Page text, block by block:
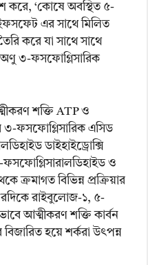
করে, ‘কোষে অবস্থিত ৫-
এর সাথে মিলিত
করে যা সাথে সাথে
অণু ৩-ফসফোগ্লিসারিক
শক্তি ATP ও
ফসফোগ্লিসারিক এসিড
ডাইহাইড্রোক্সি
ও
ক্রমাগত বিভিন্ন প্রক্রিয়ার
রাইবুলোজ-১, ৫-
আত্মীকরণ শক্তি কার্বন
বিজারিত হয়ে শর্করা উৎপন্ন